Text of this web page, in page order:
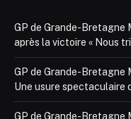
GP de Grande-Bretagne
après la victoire « Nous
GP de Grande-Bretagne
Une usure spectaculaire
GP de Grande-Bretagne